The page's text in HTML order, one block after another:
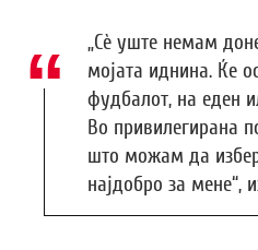
„Сè уште немам
мојата иднина. Ќе
фудбалот, на еден
Во привилегирана
што можам да
најдобро за мене“,